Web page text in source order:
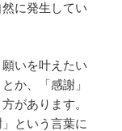
に発生してい
いを叶えたい
か、「感謝」
があります。
という言葉に